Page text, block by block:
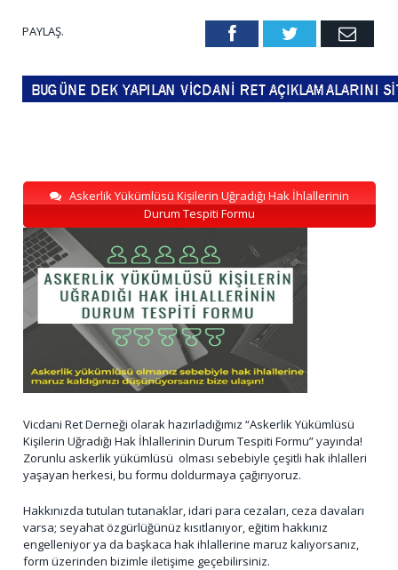
PAYLAŞ. FacebookTwitter Email
Askerlik Yükümlüsü Kişilerin Uğradığı Hak İhlallerinin
Durum Tespiti Formu
Vicdani Ret Derneği olarak hazırladığımız “Askerlik Yükümlüsü
Kişilerin Uğradığı Hak İhlallerinin Durum Tespiti Formu” yayında!
Zorunlu askerlik yükümlüsü olması sebebiyle çeşitli hak ihlalleri
yaşayan herkesi, bu formu doldurmaya çağırıyoruz.
Hakkınızda tutulan tutanaklar, idari para cezaları, ceza davaları
varsa; seyahat özgürlüğünüz kısıtlanıyor, eğitim hakkınız
engelleniyor ya da başkaca hak ihlallerine maruz kalıyorsanız,
form üzerinden bizimle iletişime geçebilirsiniz.